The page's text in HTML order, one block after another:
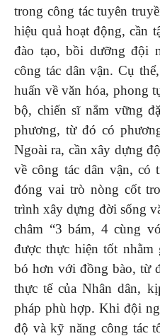
trong công tác tuyên
hiệu quả hoạt động, cần
đào tạo, bồi dưỡng đội
công tác dân vận. Cụ
huấn về văn hóa, phong
bộ, chiến sĩ nắm vững
phương, từ đó có
Ngoài ra, cần xây dựng
về công tác dân vận, có
đóng vai trò nòng cốt
trình xây dựng đời sống
châm “3 bám, 4 cùng
được thực hiện tốt nhằm
bó hơn với đồng bào, từ
thực tế của Nhân dân,
pháp phù hợp. Khi đội
độ và kỹ năng công tác